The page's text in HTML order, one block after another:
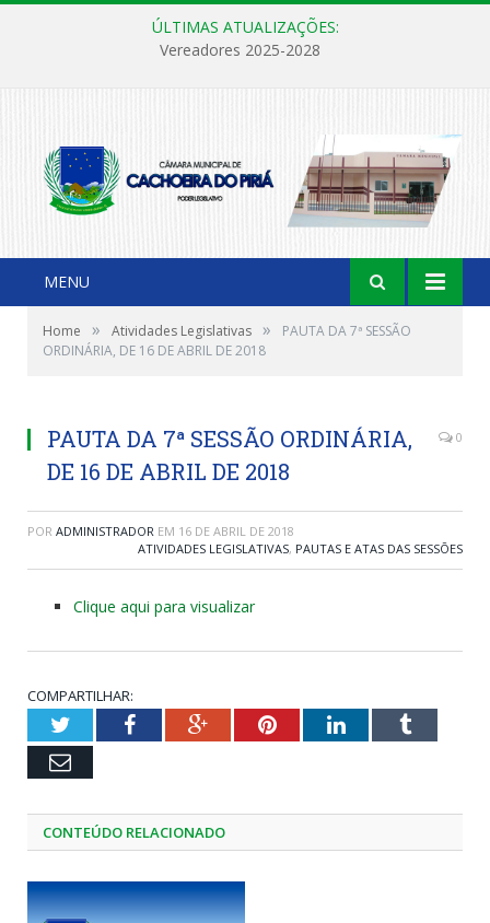
ÚLTIMAS ATUALIZAÇÕES:
Vereadores 2025-2028
MENU
Home » Atividades Legislativas »
PAUTA DA 7ª SESSÃO
ORDINÁRIA, DE 16 DE ABRIL DE 2018
PAUTA DA 7ª SESSÃO ORDINÁRIA,
DE 16 DE ABRIL DE 2018
0
POR ADMINISTRADOR EM 16 DE ABRIL DE 2018
ATIVIDADES LEGISLATIVAS, PAUTAS E ATAS DAS SESSÕES
Clique aqui para visualizar
COMPARTILHAR:
TwitterFacebookGoogle+PinterestLinkedInTumblr
Email
CONTEÚDO RELACIONADO